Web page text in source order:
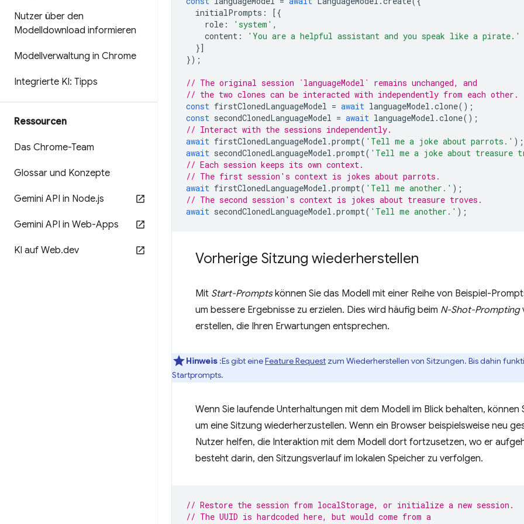
Nutzer über den
Modelldownload informieren
Modellverwaltung in Chrome
Integrierte KI: Tipps
Ressourcen
Das Chrome-Team
Glossar und Konzepte
Gemini API in Node.js
Gemini API in Web-Apps
KI auf Web.dev
initialPrompts :
[{
role : 'system' ,
content :
'You are a helpful assistant and you speak like a pirate.'
}]
});
// The original session `languageModel` remains unchanged, and
// the two clones can be interacted with independently from each other.
const firstClonedLanguageModel = await languageModel .clone();
const secondClonedLanguageModel = await languageModel .clone();
// Interact with the sessions independently.
await firstClonedLanguageModel .prompt( 'Tell me a joke about parrots.' );
await secondClonedLanguageModel .prompt( 'Tell me a joke about treasure
// Each session keeps its own context.
// The first session's context is jokes about parrots.
await firstClonedLanguageModel .prompt( 'Tell me another.' );
// The second session's context is jokes about treasure troves.
await secondClonedLanguageModel .prompt( 'Tell me another.' );
Vorherige Sitzung wiederherstellen
Mit Start-Promptskönnen Sie das Modell mit einer Reihe von Beispiel-
um bessere Ergebnisse zu erzielen. Dies wird häufig beim N-Shot-Prompting
erstellen, die Ihren Erwartungen entsprechen.
Hinweis :Es gibt eineFeature Request zum Wiederherstellen von Sitzungen. Bis dahin
Startprompts.
Wenn Sie laufende Unterhaltungen mit dem Modell im Blick behalten,
um eine Sitzung wiederherzustellen. Wenn ein Browser beispielsweise neu
Nutzer helfen, die Interaktion mit dem Modell dort fortzusetzen, wo er
besteht darin, den Sitzungsverlauf im lokalen Speicher zu verfolgen.
// Restore the session from localStorage, or initialize a new session.
// The UUID is hardcoded here, but would come from a